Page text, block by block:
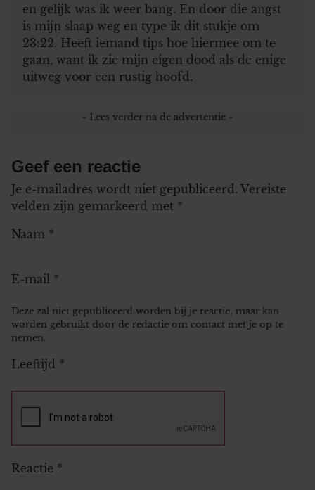
en gelijk was ik weer bang. En door die angst
is mijn slaap weg en type ik dit stukje om
23:22. Heeft iemand tips hoe hiermee om te
gaan, want ik zie mijn eigen dood als de enige
uitweg voor een rustig hoofd.
Geef een reactie
Je e-mailadres wordt niet gepubliceerd. Vereiste
velden zijn gemarkeerd met *
Naam *
E-mail *
Deze zal niet gepubliceerd worden bij je reactie, maar kan
worden gebruikt door de redactie om contact met je op te
nemen.
Leeftijd *
Reactie *